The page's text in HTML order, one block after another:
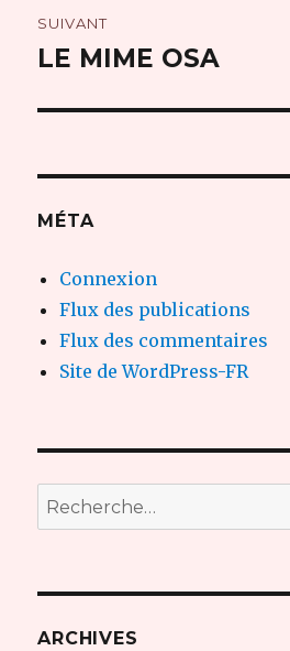
SUIVANT
Publication
LE MIME OSA
MÉTA
Connexion
Flux des publications
Flux des commentaires
Site de WordPress-FR
Recherche
pour :
ARCHIVES